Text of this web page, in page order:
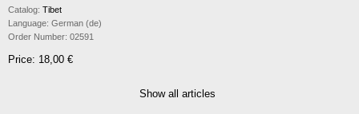
Catalog: Tibet
Language: German (de)
Order Number: 02591
Price: 18,00 €
Show all articles